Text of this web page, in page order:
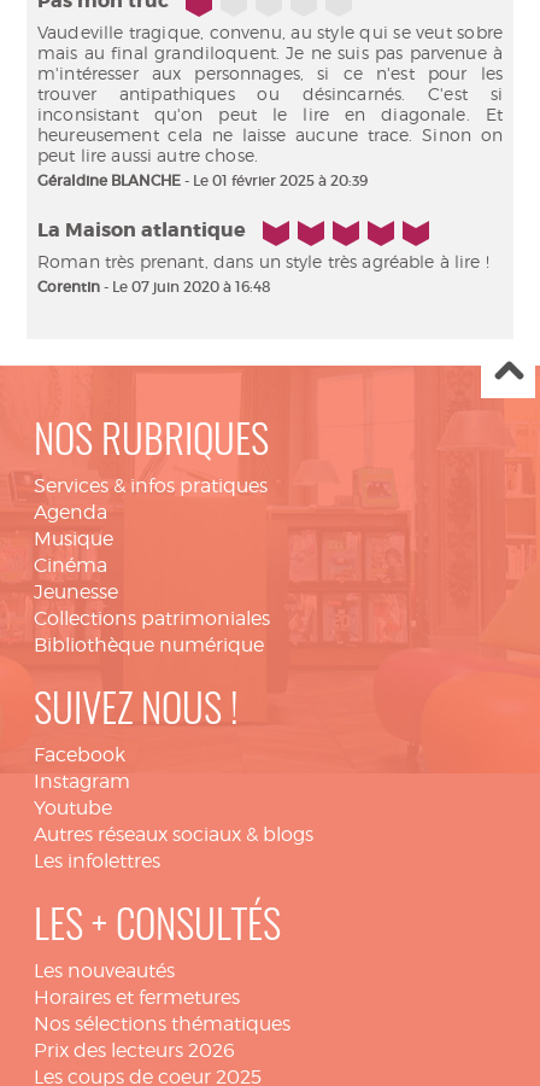
Vaudeville tragique, convenu, au style qui se veut sobre
mais au final grandiloquent. Je ne suis pas parvenue à
m'intéresser aux personnages, si ce n'est pour les
trouver antipathiques ou désincarnés. C'est si
inconsistant qu'on peut le lire en diagonale. Et
heureusement cela ne laisse aucune trace. Sinon on
peut lire aussi autre chose.
Géraldine BLANCHE - Le 01 février 2025 à 20:39
La Maison atlantique 5/5
Roman très prenant, dans un style très agréable à lire !
Corentin - Le 07 juin 2020 à 16:48
NOS RUBRIQUES
Services & infos pratiques
Agenda
Musique
Cinéma
Jeunesse
Collections patrimoniales
Bibliothèque numérique
SUIVEZ NOUS !
Facebook
Instagram
Youtube
Autres réseaux sociaux & blogs
Les infolettres
LES + CONSULTÉS
Les nouveautés
Horaires et fermetures
Nos sélections thématiques
Prix des lecteurs 2026
Les coups de coeur 2025